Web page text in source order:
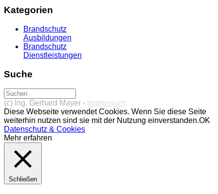
Kategorien
Brandschutz
Ausbildungen
Brandschutz
Dienstleistungen
Suche
(c) Ing. Gerhard Mayer - Impressum
Diese Webseite verwendet Cookies. Wenn Sie diese Seite
weiterhin nutzen sind sie mit der Nutzung einverstanden.OK
Datenschutz & Cookies
Mehr erfahren
Schließen